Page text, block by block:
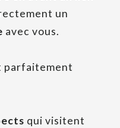
un
avec vous.
parfaitement
qui visitent